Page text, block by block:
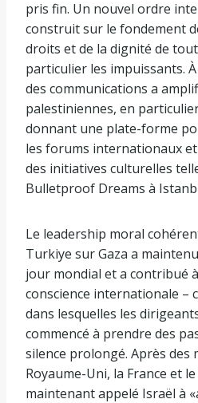
pris fin. Un nouvel ordre
construit sur le fondement
droits et de la dignité de
particulier les impuissants.
des communications a
palestiniennes, en
donnant une plate-forme
les forums internationaux
des initiatives culturelles
Bulletproof Dreams à
Le leadership moral
Turkiye sur Gaza a
jour mondial et a contribué
conscience internationale –
dans lesquelles les
commencé à prendre des
silence prolongé. Après des
Royaume-Uni, la France et
maintenant appelé Israël à